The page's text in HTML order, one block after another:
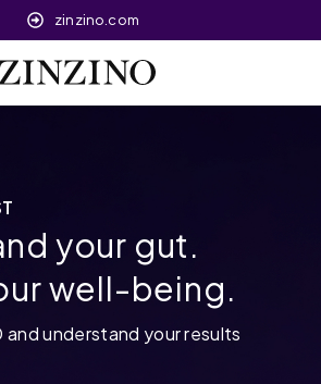
zinzino.com
your gut.
well-being.
and understand your results